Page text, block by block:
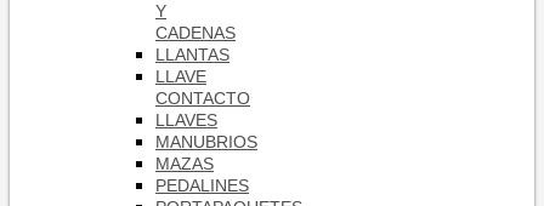
Y
CADENAS
LLANTAS
LLAVE
CONTACTO
LLAVES
MANUBRIOS
MAZAS
PEDALINES